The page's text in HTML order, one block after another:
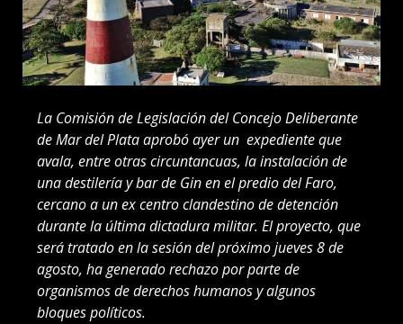
La Comisión de Legislación del Concejo Deliberante
de Mar del Plata aprobó ayer un expediente que
avala, entre otras circuntancuas, la instalación de
una destilería y bar de Gin en el predio del Faro,
cercano a un ex centro clandestino de detención
durante la última dictadura militar. El proyecto, que
será tratado en la sesión del próximo jueves 8 de
agosto, ha generado rechazo por parte de
organismos de derechos humanos y algunos
bloques políticos.